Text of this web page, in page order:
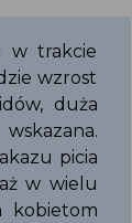
w trakcie
wzrost
duża
picia
w wielu
kobietom